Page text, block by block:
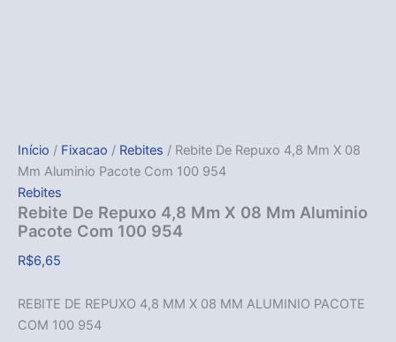
Início / Fixacao / Rebites / Rebite De Repuxo 4,8 Mm X 08
Mm Aluminio Pacote Com 100 954
Rebites
Rebite De Repuxo 4,8 Mm X 08 Mm Aluminio
Pacote Com 100 954
R$6,65
REBITE DE REPUXO 4,8 MM X 08 MM ALUMINIO PACOTE
COM 100 954